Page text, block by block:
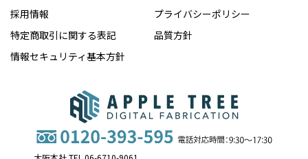
採用情報
プライバシーポリシー
特定商取引に関する表記
品質方針
情報セキュリティ基本方針